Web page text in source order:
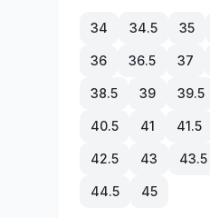
Rolex
34 34.5 35
36 36.5 37
38.5 39 39.5
40.5 41 41.5
42.5 43 43.5
44.5 45